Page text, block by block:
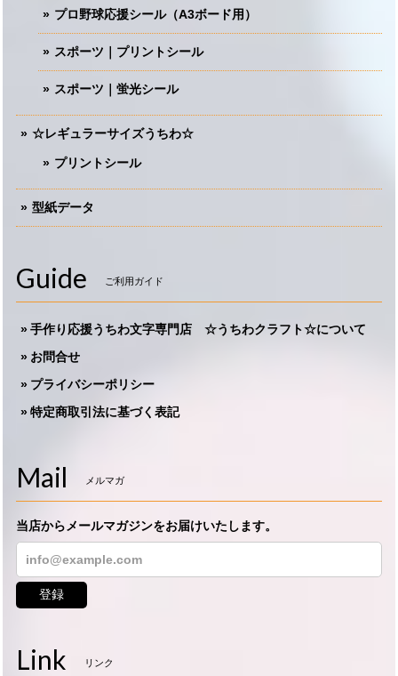
プロ野球応援シール（A3ボード用）
スポーツ｜プリントシール
スポーツ｜蛍光シール
☆レギュラーサイズうちわ☆
プリントシール
型紙データ
Guide ご利用ガイド
手作り応援うちわ文字専門店 ☆うちわクラフト☆について
お問合せ
プライバシーポリシー
特定商取引法に基づく表記
Mail メルマガ
当店からメールマガジンをお届けいたします。
登録
Link リンク